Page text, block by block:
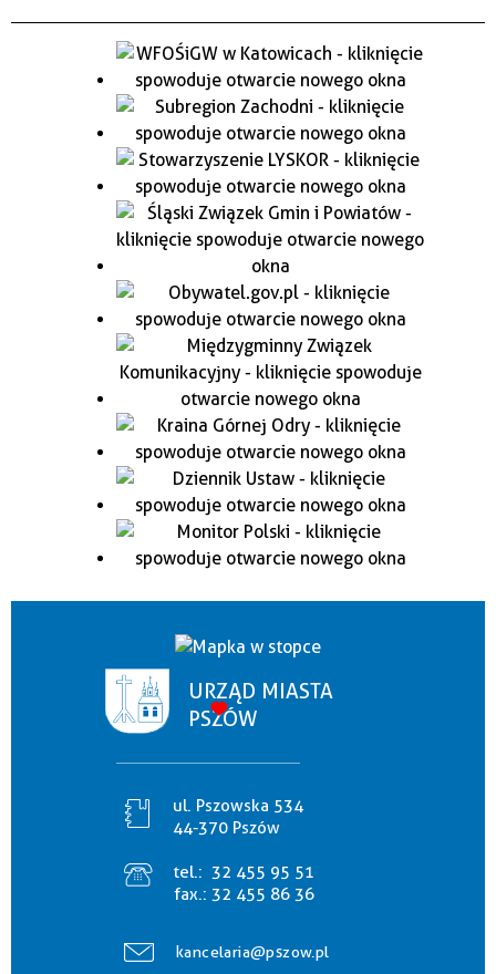
URZĄD MIASTA
PSZÓW
ul. Pszowska 534
44-370 Pszów
tel.: 32 455 95 51
fax.: 32 455 86 36
kancelaria@pszow.pl